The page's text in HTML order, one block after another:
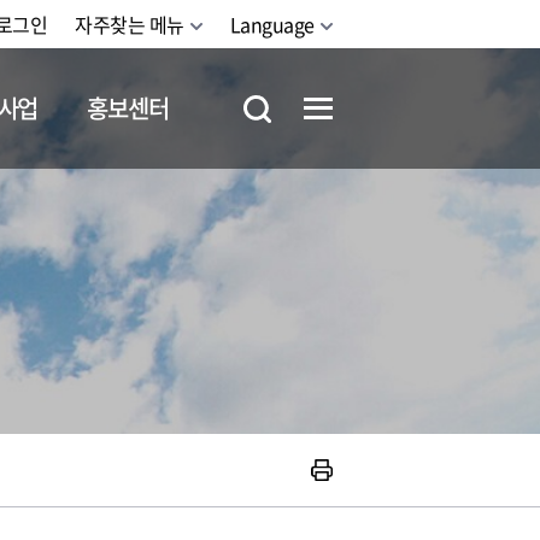
그인 자주찾는 메뉴 Language
업 홍보센터